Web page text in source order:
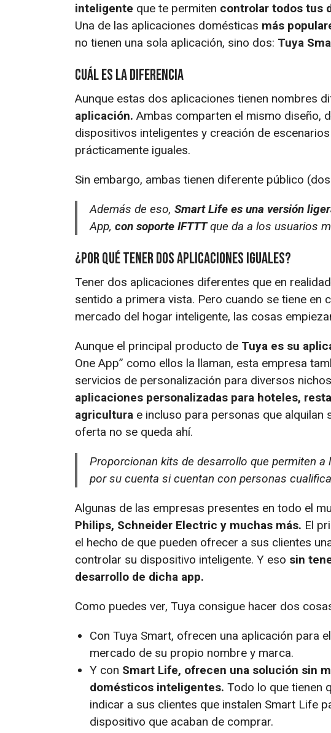
inteligente que te permiten controlar todos tus
Una de las aplicaciones domésticas más
no tienen una sola aplicación, sino dos: Tuya
Cuál es la diferencia
Aunque estas dos aplicaciones tienen nombres
aplicación. Ambas comparten el mismo diseño,
dispositivos inteligentes y creación de
prácticamente iguales.
Sin embargo, ambas tienen diferente público
Además de eso, Smart Life es una versión
App, con soporte IFTTTque da a los usuarios
¿Por qué tener dos aplicaciones iguales?
Tener dos aplicaciones diferentes que en
sentido a primera vista. Pero cuando se tiene en
mercado del hogar inteligente, las cosas
Aunque el principal producto de Tuya es su
One App” como ellos la llaman, esta empresa
servicios de personalización para diversos
aplicaciones personalizadas para hoteles,
agricultura e incluso para personas que
oferta no se queda ahí.
Proporcionan kits de desarrollo que permiten
por su cuenta si cuentan con personas
Algunas de las empresas presentes en todo el
Philips, Schneider Electric y muchas más. El
el hecho de que pueden ofrecer a sus clientes
controlar su dispositivo inteligente. Y eso sin
desarrollo de dicha app.
Como puedes ver, Tuya consigue hacer dos
Con Tuya Smart, ofrecen una aplicación para
mercado de su propio nombre y marca.
Y con Smart Life, ofrecen una solución sin
domésticos inteligentes. Todo lo que tienen
indicar a sus clientes que instalen Smart Life
dispositivo que acaban de comprar.